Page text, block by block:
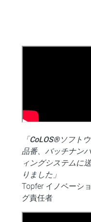
「CoLOS®ソフト
品番、バッチナン
ィングシステムに
りました」
Topfer イノベーシ
グ責任者